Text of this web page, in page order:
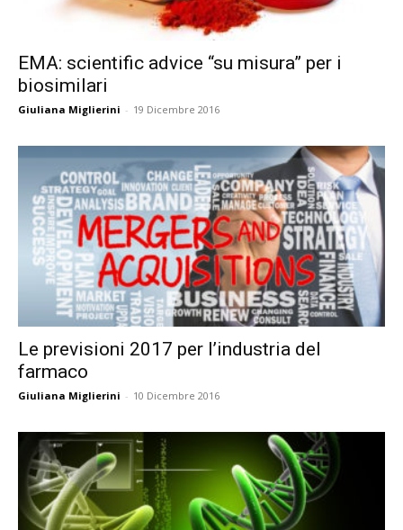
EMA: scientific advice “su misura” per i
biosimilari
Giuliana Miglierini - 19 Dicembre 2016
Le previsioni 2017 per l’industria del
farmaco
Giuliana Miglierini - 10 Dicembre 2016